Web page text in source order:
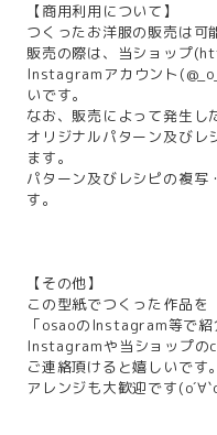
【商用利用について】
つくったお洋服の販売は可
販売の際は、当ショップ(
Instagramアカウント
いです。
なお、販売によって発生し
オリジナルパターン及びレ
ます。
パターン及びレシピの複写
す。
【その他】
この型紙でつくった作品を
「osaoのInstagram等で紹
Instagramや当ショップの
ご連絡頂けると嬉しいです。
アレンジも大歓迎です